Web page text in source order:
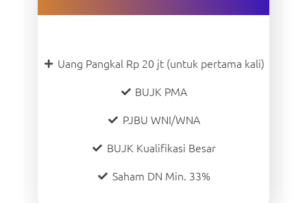
Uang Pangkal Rp 20 jt (untuk pertama kali)
BUJK PMA
PJBU WNI/WNA
BUJK Kualifikasi Besar
Saham DN Min. 33%